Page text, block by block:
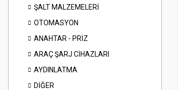
ŞALT MALZEMELERİ
OTOMASYON
ANAHTAR - PRİZ
ARAÇ ŞARJ CİHAZLARI
AYDINLATMA
DİĞER